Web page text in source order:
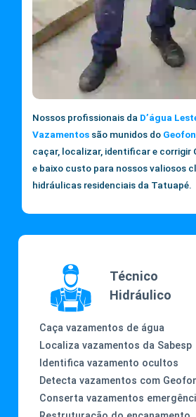
Nossos profissionais da D’água
Vazamentos são munidos do
caçar, localizar, identificar e corrigir
e baixo custo para nossos valiosos
hidráulicas residenciais da Tatuapé.
Técnico
Hidráulico
Caça vazamentos de água
Localiza vazamentos da Sabesp
Identifica vazamento ocultos
Detecta vazamentos com
Conserta vazamentos